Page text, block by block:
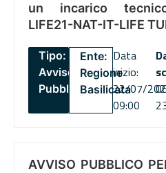
un incarico
LIFE21-NAT-IT-LIFE
Tipo:
Avviso
Pubblico
Ente:
Regione
Basilicata
Data
inizio:
22/07/
09:00
AVVISO PUBBLICO